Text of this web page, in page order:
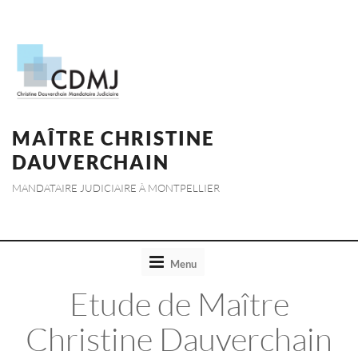
MAÎTRE CHRISTINE
DAUVERCHAIN
MANDATAIRE JUDICIAIRE À MONTPELLIER
ToggleMenu
Etude de Maître
Christine Dauverchain